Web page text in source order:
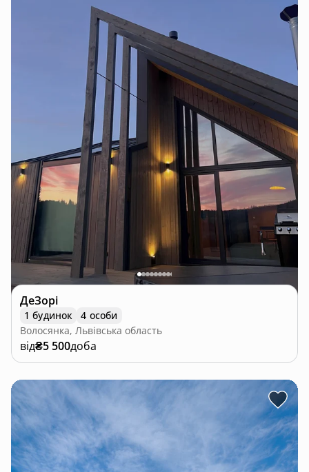
ДеЗорі
1 будинок
4 особи
Волосянка, Львівська область
від₴5 500доба